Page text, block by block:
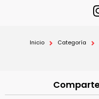
Inicio Categoría